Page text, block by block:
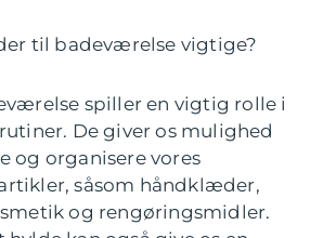
til badeværelse vigtige?
spiller en vigtig rolle i
De giver os mulighed
og organisere vores
såsom håndklæder,
og rengøringsmidler.